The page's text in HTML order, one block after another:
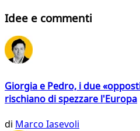
Idee e commenti
Giorgia e Pedro, i due
rischiano di spezzare l'Europa
di Marco Iasevoli